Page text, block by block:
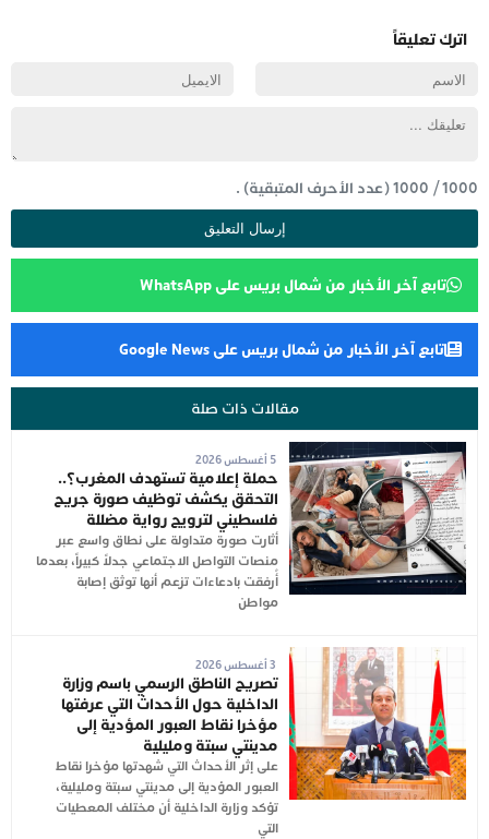
اترك تعليقاً
1000
/
1000(عدد الأحرف المتبقية) .
تابع آخر الأخبار من شمال بريس على WhatsApp
تابع آخر الأخبار من شمال بريس على Google News
مقالات ذات صلة
5 أغسطس 2026
حملة إعلامية تستهدف المغرب؟..
التحقق يكشف توظيف صورة جريح
فلسطيني لترويج رواية مضللة
أثارت صورة متداولة على نطاق واسع عبر
منصات التواصل الاجتماعي جدلاً كبيراً، بعدما
أُرفقت بادعاءات تزعم أنها توثق إصابة
مواطن
تصريح الناطق الرسمي باسم وزارة
الداخلية حول الأحداث التي عرفتها
مؤخرا نقاط العبور المؤدية إلى
مدينتي سبتة ومليلية
على إثر الأحداث التي شهدتها مؤخرا نقاط
العبور المؤدية إلى مدينتي سبتة ومليلية،
تؤكد وزارة الداخلية أن مختلف المعطيات
التي